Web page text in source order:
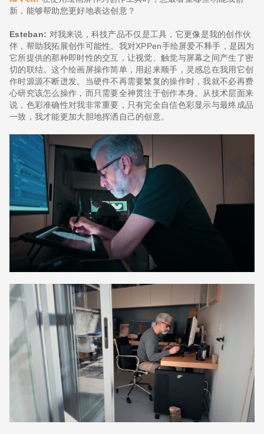
新，能够帮助您更好地表达创意？
Esteban: 对我来说，科技产品不仅是工具，它更像是我的创作伙
伴，帮助我拓展创作可能性。我对XPPen手绘屏爱不释手，是因为
它所提供的那种即时性的交互，让视觉、触觉与屏幕之间产生了密
切的联结。这个绘画屏操作简单，用起来顺手，灵感总在我用它创
作时源源不断迸发。当硬件不再需要繁复的操作时，我就不必再费
心研究该怎么操作，而只需要全神贯注于创作本身。从技术层面来
说，色彩准确性对我非常重要，只有完全自信色彩显示与最终成品
一致，我才能更加大胆地挥洒自己的创意。